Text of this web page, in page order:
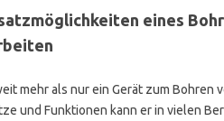
eines
mehr als nur ein Gerät zum Bohren
und Funktionen kann er in vielen